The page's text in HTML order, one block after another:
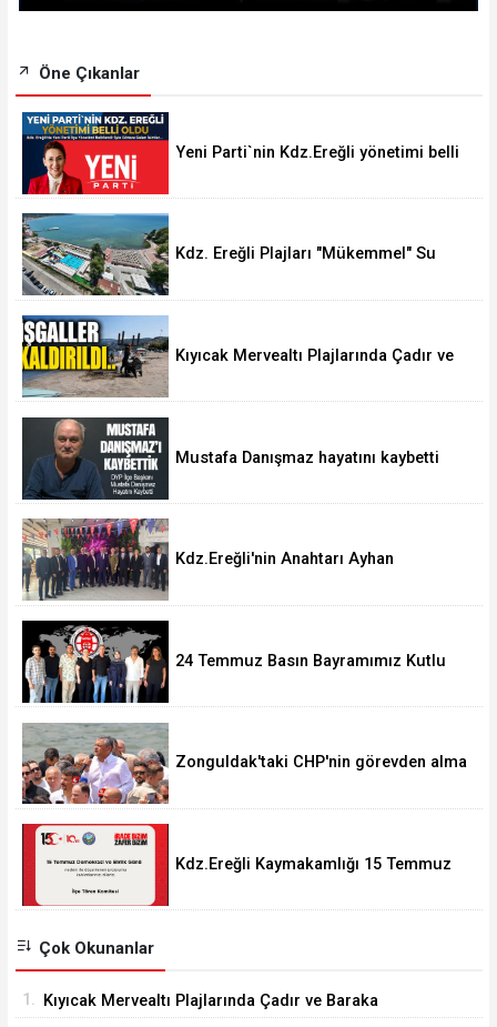
Öne Çıkanlar
Yeni Parti`nin Kdz.Ereğli yönetimi belli
Kdz. Ereğli Plajları "Mükemmel" Su
Kıyıcak Mervealtı Plajlarında Çadır ve
Mustafa Danışmaz hayatını kaybetti
Kdz.Ereğli'nin Anahtarı Ayhan
24 Temmuz Basın Bayramımız Kutlu
Zonguldak'taki CHP'nin görevden alma
Kdz.Ereğli Kaymakamlığı 15 Temmuz
Çok Okunanlar
1. Kıyıcak Mervealtı Plajlarında Çadır ve Baraka